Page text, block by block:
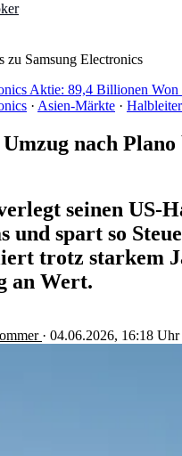
zu Samsung Electronics
Aktie: 89,4 Billionen
· Asien-Märkte · Halbleiter
nach Plano
seinen US-
und spart so
trotz starkem
an Wert.
· 04.06.2026, 16:18 Uhr